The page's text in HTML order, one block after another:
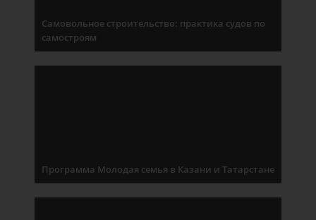
Самовольное строительство: практика судов по
самостроям
Программа Молодая семья в Казани и Татарстане